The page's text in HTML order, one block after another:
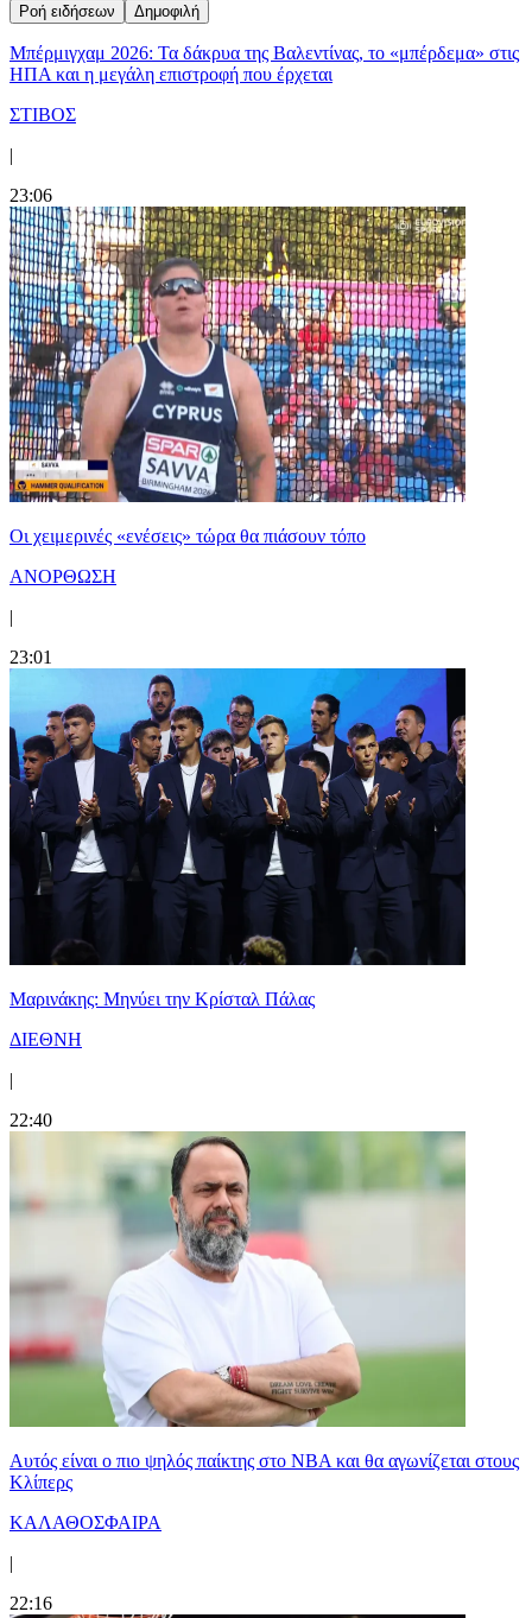
Ροή ειδήσεων Δημοφιλή
Μπέρμιγχαμ 2026: Τα δάκρυα της Βαλεντίνας, το «μπέρδεμα» στις
ΗΠΑ και η μεγάλη επιστροφή που έρχεται
ΣΤΙΒΟΣ
|
23:06
Οι χειμερινές «ενέσεις» τώρα θα πιάσουν τόπο
ΑΝΟΡΘΩΣΗ
|
23:01
Μαρινάκης: Μηνύει την Κρίσταλ Πάλας
ΔΙΕΘΝΗ
|
22:40
Αυτός είναι ο πιο ψηλός παίκτης στο NBA και θα αγωνίζεται στους
Κλίπερς
ΚΑΛΑΘΟΣΦΑΙΡΑ
|
22:16